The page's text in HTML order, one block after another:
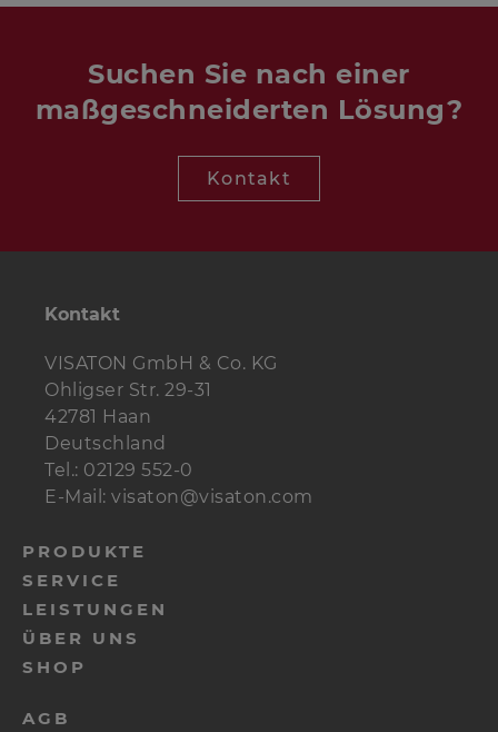
Suchen Sie nach einer
maßgeschneiderten Lösung?
Kontakt
Kontakt
VISATON GmbH & Co. KG
Ohligser Str. 29-31
42781 Haan
Deutschland
Tel.: 02129 552-0
E-Mail: visaton@visaton.com
PRODUKTE
SERVICE
LEISTUNGEN
ÜBER UNS
SHOP
AGB